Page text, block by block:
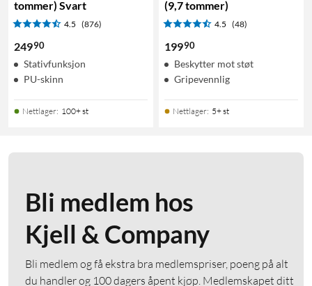
tommer) Svart
4.5 (876)
24990
Stativfunksjon
PU-skinn
Nettlager: 100+ st
(9,7 tommer)
4.5 (48)
19990
Beskytter mot støt
Gripevennlig
Nettlager: 5+ st
Bli medlem hos
Kjell & Company
Bli medlem og få ekstra bra medlemspriser, poeng på alt
du handler og 100 dagers åpent kjøp. Medlemskapet ditt